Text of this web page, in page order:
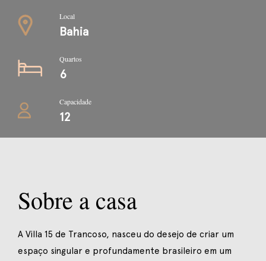
Local
Bahia
Quartos
6
Capacidade
12
Sobre a casa
A Villa 15 de Trancoso, nasceu do desejo de criar um
espaço singular e profundamente brasileiro em um